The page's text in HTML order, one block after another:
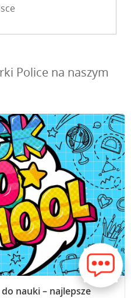
Police na naszym
nauki – najlepsze